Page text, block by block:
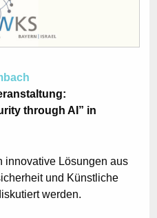
through AI” in
innovative Lösungen aus
und Künstliche
werden.